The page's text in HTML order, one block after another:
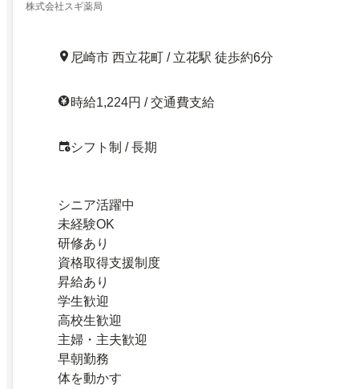
株式会社スギ薬局
尼崎市 西立花町 / 立花駅 徒歩約6分
時給1,224円 / 交通費支給
シフト制 / 長期
シニア活躍中
未経験OK
研修あり
資格取得支援制度
昇給あり
学生歓迎
高校生歓迎
主婦・主夫歓迎
早朝勤務
体を動かす